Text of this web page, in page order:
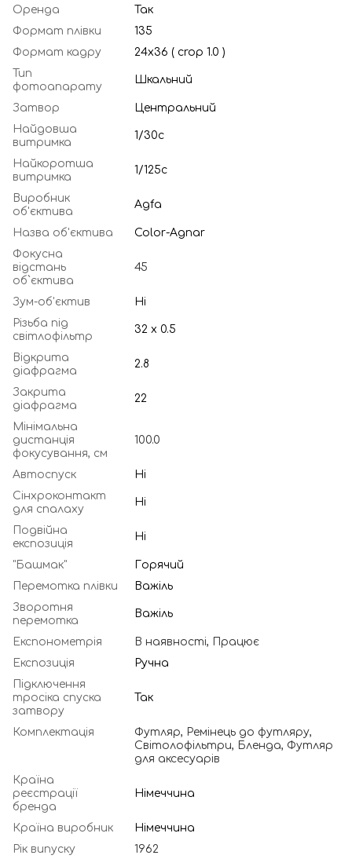
Оренда
Так
Формат плівки
135
Формат кадру
24х36 ( crop 1.0 )
Тип
фотоапарату
Шкальний
Затвор
Центральний
Найдовша
витримка
1/30с
Найкоротша
витримка
1/125c
Виробник
об'єктива
Agfa
Назва об'єктива
Color-Agnar
Фокусна
відстань
об`єктива
45
Зум-об'єктив
Ні
Різьба під
світлофільтр
32 x 0.5
Відкрита
діафрагма
2.8
Закрита
діафрагма
22
Мінімальна
дистанція
фокусування, см
100.0
Автоспуск
Ні
Сінхроконтакт
для спалаху
Ні
Подвійна
експозиція
Ні
"Башмак"
Горячий
Перемотка плівки
Важіль
Зворотня
перемотка
Важіль
Експонометрія
В наявності, Працює
Експозиція
Ручна
Підключення
тросіка спуска
затвору
Так
Комплектація
Футляр, Ремінець до футляру,
Світолофільтри, Бленда, Футляр
для аксесуарів
Країна
реєстрації
бренда
Німеччина
Країна виробник
Німеччина
Рік випуску
1962